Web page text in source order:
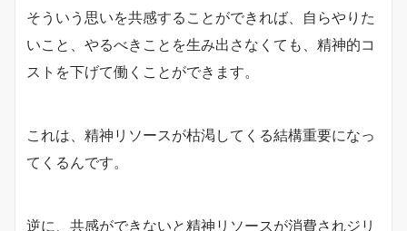
そういう思いを共感することができれば、自らやりた
いこと、やるべきことを生み出さなくても、精神的コ
ストを下げて働くことができます。
これは、精神リソースが枯渇してくる結構重要になっ
てくるんです。
逆に、共感ができないと精神リソースが消費されジリ